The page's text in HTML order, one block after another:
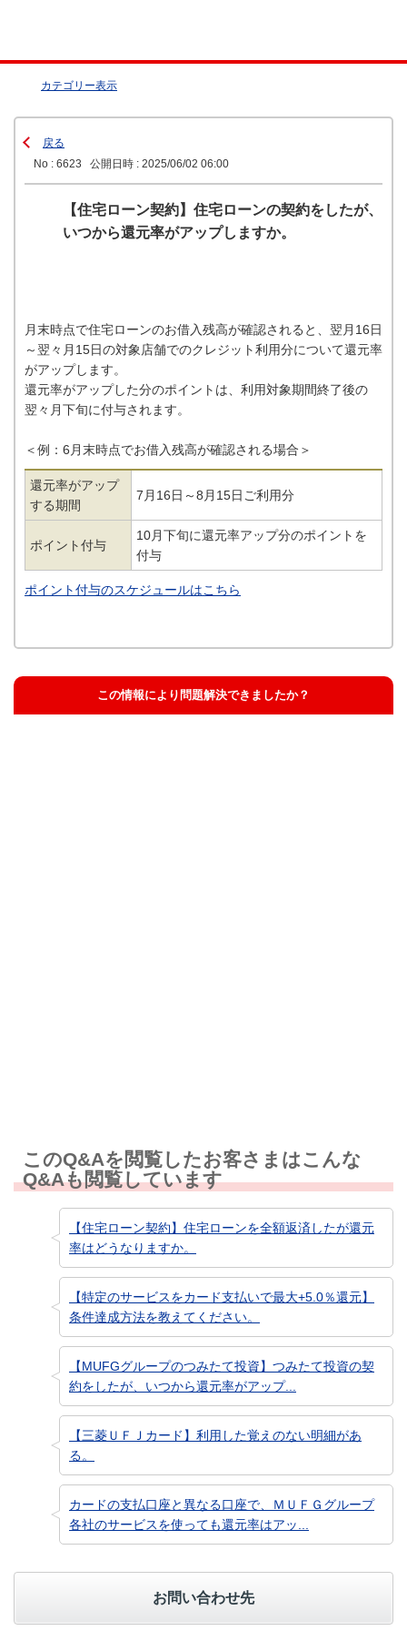
カテゴリー表示
戻る
No : 6623
公開日時 : 2025/06/02 06:00
【住宅ローン契約】住宅ローンの契約をしたが、
いつから還元率がアップしますか。
月末時点で住宅ローンのお借入残高が確認されると、翌月16日
～翌々月15日の対象店舗でのクレジット利用分について還元率
がアップします。
還元率がアップした分のポイントは、利用対象期間終了後の
翌々月下旬に付与されます。
＜例：6月末時点でお借入残高が確認される場合＞
還元率がアップ
する期間
7月16日～8月15日ご利用分
ポイント付与
10月下旬に還元率アップ分のポイントを
付与
ポイント付与のスケジュールはこちら
この情報により問題解決できましたか？
このQ&Aを閲覧したお客さまはこんな
Q&Aも閲覧しています
【住宅ローン契約】住宅ローンを全額返済したが還元
率はどうなりますか。
【特定のサービスをカード支払いで最大+5.0％還元】
条件達成方法を教えてください。
【MUFGグループのつみたて投資】つみたて投資の契
約をしたが、いつから還元率がアップ...
【三菱ＵＦＪカード】利用した覚えのない明細があ
る。
カードの支払口座と異なる口座で、ＭＵＦＧグループ
各社のサービスを使っても還元率はアッ...
お問い合わせ先